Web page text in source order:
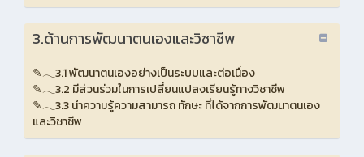
3.ด้านการพัฒนาตนเองและวิชาชีพ
✎𓂃3.1 พัฒนาตนเองอย่างเป็นระบบและต่อเนื่อง
✎𓂃3.2 มีส่วนร่วมในการเปลี่ยนแปลงเรียนรู้ทางวิชาชีพ
✎𓂃3.3 นำความรู้ความสามารถ ทักษะ ที่ได้จากการพัฒนาตนเอง
และวิชาชีพ